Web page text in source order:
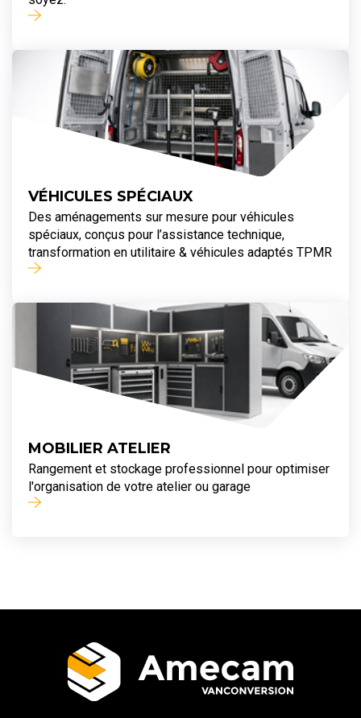
VÉHICULES SPÉCIAUX
Des aménagements sur mesure pour véhicules
spéciaux, conçus pour l’assistance technique,
transformation en utilitaire & véhicules adaptés TPMR
MOBILIER ATELIER
Rangement et stockage professionnel pour optimiser
l'organisation de votre atelier ou garage